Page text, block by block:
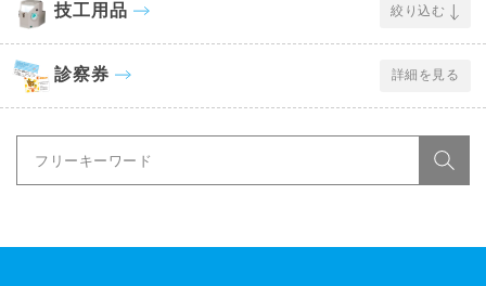
技工用品 絞り込む
診察券 詳細を見る